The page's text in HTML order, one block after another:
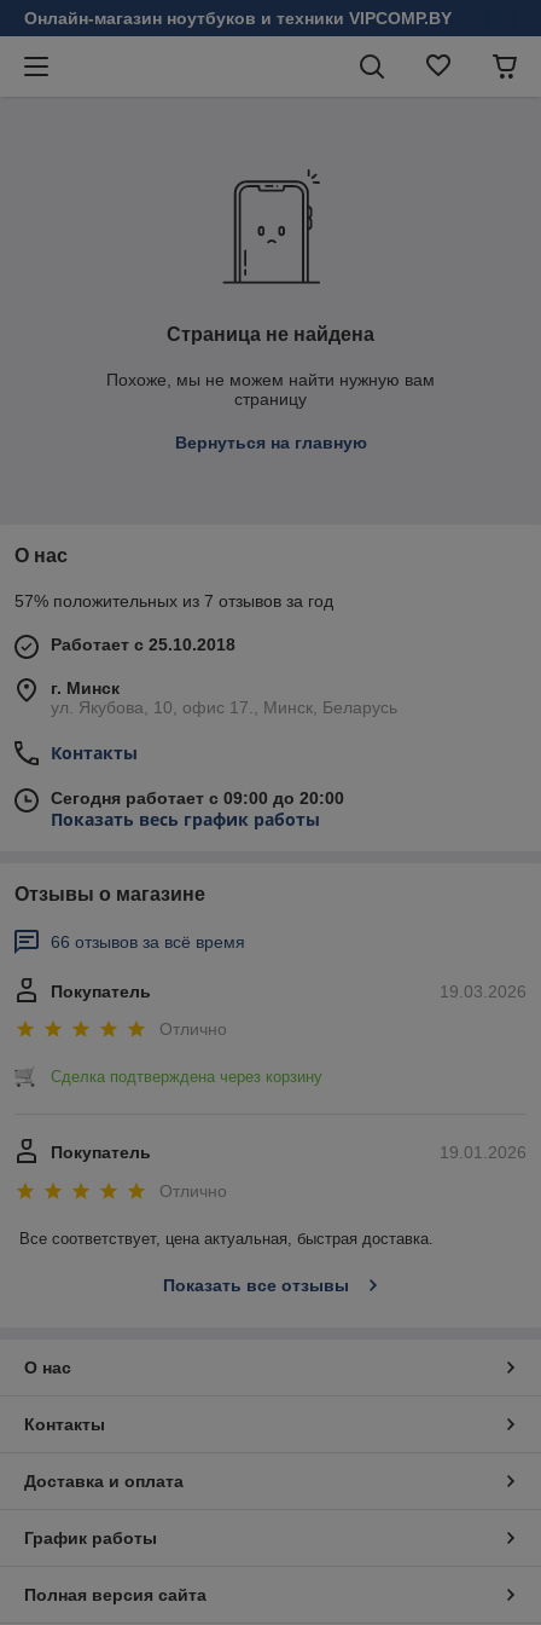
Онлайн-магазин ноутбуков и техники VIPCOMP.BY
Страница не найдена
Похоже, мы не можем найти нужную вам
страницу
Вернуться на главную
О нас
57% положительных из 7 отзывов за год
Работает с 25.10.2018
г. Минск
ул. Якубова, 10, офис 17., Минск, Беларусь
Контакты
Сегодня работает с 09:00 до 20:00
Показать весь график работы
Отзывы о магазине
66 отзывов за всё время
19.03.2026
Покупатель
Отлично
Сделка подтверждена через корзину
19.01.2026
Покупатель
Отлично
Все соответствует, цена актуальная, быстрая доставка.
Показать все отзывы
О нас
Контакты
Доставка и оплата
График работы
Полная версия сайта